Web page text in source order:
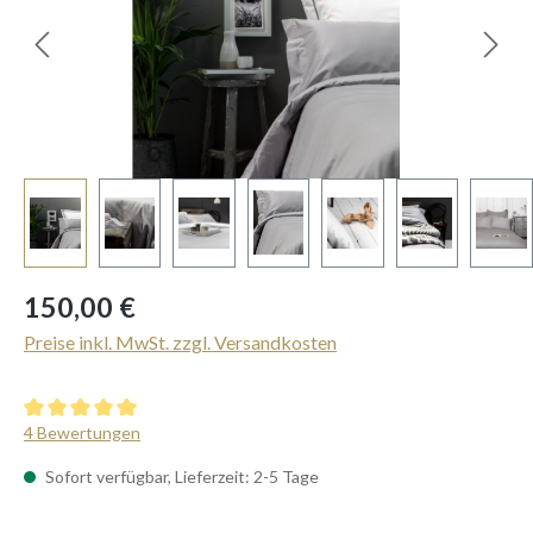
Regulärer Preis:
150,00 €
Preise inkl. MwSt. zzgl. Versandkosten
Durchschnittliche Bewertung von 5 von 5 Sternen
4 Bewertungen
Sofort verfügbar, Lieferzeit: 2-5 Tage